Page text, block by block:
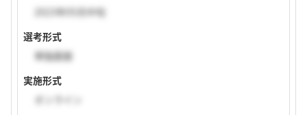
2023年05月中旬
選考形式
単独面接
実施形式
オンライン